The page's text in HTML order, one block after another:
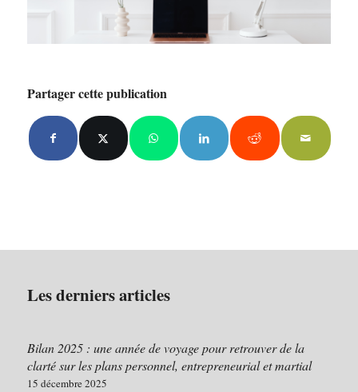
Partager cette publication
Les derniers articles
Bilan 2025 : une année de voyage pour retrouver de la
clarté sur les plans personnel, entrepreneurial et martial
15 décembre 2025